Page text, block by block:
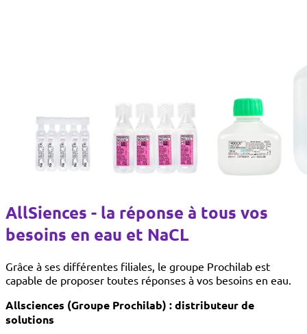
AllSiences - la réponse à tous vos
besoins en eau et NaCL
Grâce à ses différentes filiales, le groupe Prochilab est
capable de proposer toutes réponses à vos besoins en eau.
Allsciences (Groupe Prochilab) : distributeur de
solutions